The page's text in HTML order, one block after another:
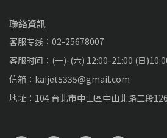
聯絡資訊
客服专线：02-25678007
客服时间：(一)-(六) 12:00-21:00 (日
信箱：kaijet5335@gmail.com
地址：104 台北市中山區中山北路二段